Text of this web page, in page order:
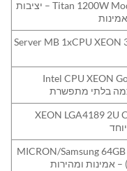
Titan 1200W Modular ATX3.0 GEN 5 – יציבות
Server MB 1xCPU XEON
Intel CPU XEON
XEON LGA4189 2U
MICRON/Samsung